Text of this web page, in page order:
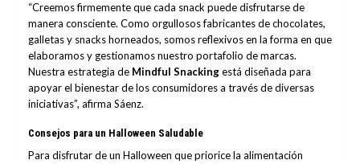
“Creemos firmemente que cada snack puede disfrutarse de
manera consciente. Como orgullosos fabricantes de chocolates,
galletas y snacks horneados, somos reflexivos en la forma en que
elaboramos y gestionamos nuestro portafolio de marcas.
Nuestra estrategia de Mindful Snackingestá diseñada para
apoyar el bienestar de los consumidores a través de diversas
iniciativas”, afirma Sáenz.
Consejos para un Halloween Saludable
Para disfrutar de un Halloween que priorice la alimentación